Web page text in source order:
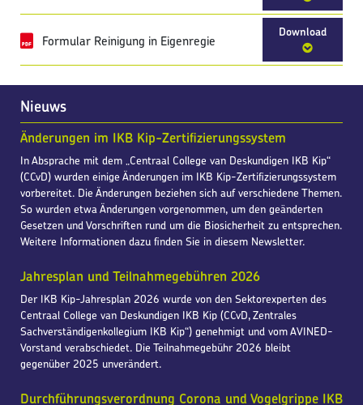
Nieuws
Änderungen im IKB Kip-Zertifizierungssystem
In Absprache mit dem „Centraal College van Deskundigen IKB Kip“
(CCvD) wurden einige Änderungen im IKB Kip-Zertifizierungssystem
vorbereitet. Die Änderungen beziehen sich auf verschiedene Themen.
So wurden etwa Änderungen vorgenommen, um den geänderten
Gesetzen und Vorschriften rund um die Biosicherheit zu entsprechen.
Weitere Informationen dazu finden Sie in diesem Newsletter.
Jahresplan und Teilnahmegebühren 2026
Der IKB Kip-Jahresplan 2026 wurde von den Sektorexperten des
Centraal College van Deskundigen IKB Kip (CCvD, Zentrales
Sachverständigenkollegium IKB Kip“) genehmigt und vom AVINED-
Vorstand verabschiedet. Die Teilnahmegebühr 2026 bleibt
gegenüber 2025 unverändert.
Durchführungsverordnung Corona und Vogelgrippe IKB
Formular Reinigung in Eigenregie
Download